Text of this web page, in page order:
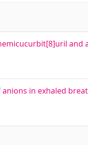
and
in exhaled